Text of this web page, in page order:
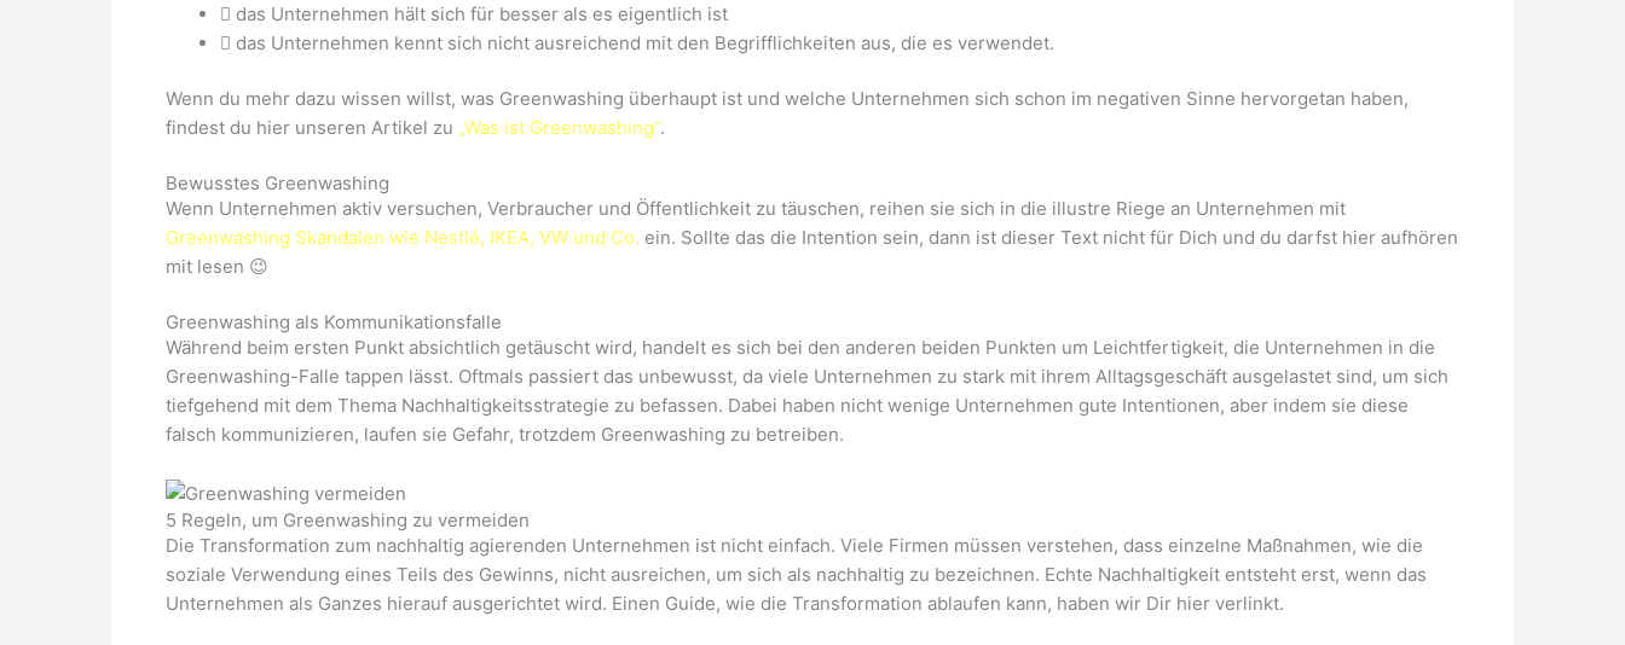
das Unternehmen hält sich für besser als es eigentlich ist
das Unternehmen kennt sich nicht ausreichend mit den Begrifflichkeiten aus, die es verwendet.
Wenn du mehr dazu wissen willst, was Greenwashing überhaupt ist und welche Unternehmen sich schon im negativen Sinne hervorgetan haben,
findest du hier unseren Artikel zu „Was ist Greenwashing“.
Bewusstes Greenwashing
Wenn Unternehmen aktiv versuchen, Verbraucher und Öffentlichkeit zu täuschen, reihen sie sich in die illustre Riege an Unternehmen mit
Greenwashing Skandalen wie Nestlé, IKEA, VW und Co. ein. Sollte das die Intention sein, dann ist dieser Text nicht für Dich und du darfst hier aufhören
mit lesen 😉
Greenwashing als Kommunikationsfalle
Während beim ersten Punkt absichtlich getäuscht wird, handelt es sich bei den anderen beiden Punkten um Leichtfertigkeit, die Unternehmen in die
Greenwashing-Falle tappen lässt. Oftmals passiert das unbewusst, da viele Unternehmen zu stark mit ihrem Alltagsgeschäft ausgelastet sind, um sich
tiefgehend mit dem Thema Nachhaltigkeitsstrategie zu befassen. Dabei haben nicht wenige Unternehmen gute Intentionen, aber indem sie diese
falsch kommunizieren, laufen sie Gefahr, trotzdem Greenwashing zu betreiben.
5 Regeln, um Greenwashing zu vermeiden
Die Transformation zum nachhaltig agierenden Unternehmen ist nicht einfach. Viele Firmen müssen verstehen, dass einzelne Maßnahmen, wie die
soziale Verwendung eines Teils des Gewinns, nicht ausreichen, um sich als nachhaltig zu bezeichnen. Echte Nachhaltigkeit entsteht erst, wenn das
Unternehmen als Ganzes hierauf ausgerichtet wird. Einen Guide, wie die Transformation ablaufen kann, haben wir Dir hier verlinkt.